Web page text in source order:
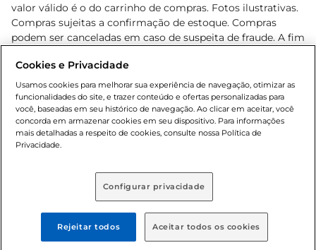
valor válido é o do carrinho de compras. Fotos ilustrativas.
Compras sujeitas a confirmação de estoque. Compras
podem ser canceladas em caso de suspeita de fraude. A fim
nossas promoções, a compra de produtos com preços
promocionais poderá ter sua quantidade limitada por
cliente. Os preços, ofertas e condições são exclusivos para
o e-commerce e válidos durante o dia de hoje, podendo
sofrer alterações sem prévia notificação. Proibida a venda
de bebidas alcoólicas para menores de 18 anos, conforme
Adolescente). Preços e condições exclusivos para o
, podendo sofrer alterações sem aviso
prévio. O valor mínimo para as compras on-line é de R$
Cookies e Privacidade
Usamos cookies para melhorar sua experiência de navegação, otimizar as
funcionalidades do site, e trazer conteúdo e ofertas personalizadas para
você, baseadas em seu histórico de navegação. Ao clicar em aceitar, você
concorda em armazenar cookies em seu dispositivo. Para informações
mais detalhadas a respeito de cookies, consulte nossa Política de
Privacidade.
Configurar privacidade
Rejeitar todos Aceitar todos os cookies